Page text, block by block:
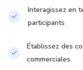
Interagissez en
participants
Établissez des
commerciales